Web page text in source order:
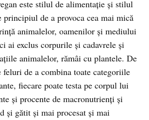
este stilul de alimentație și stilul
principiul de a provoca cea mai mică
animalelor, oamenilor și mediului
ai exclus corpurile și cadavrele și
animalelor, rămâi cu plantele. De
de a combina toate categoriile
fiecare poate testa pe corpul lui
și procente de macronutrienți și
și gătit și mai procesat și mai